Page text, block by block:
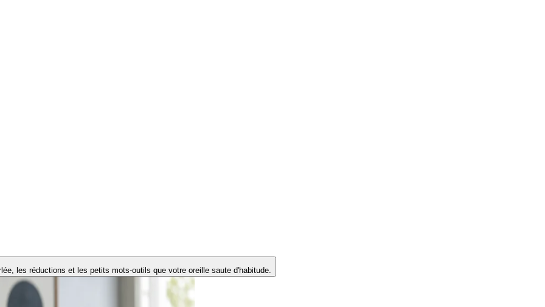
les réductions et les petits mots-outils que votre oreille saute d'habitude.